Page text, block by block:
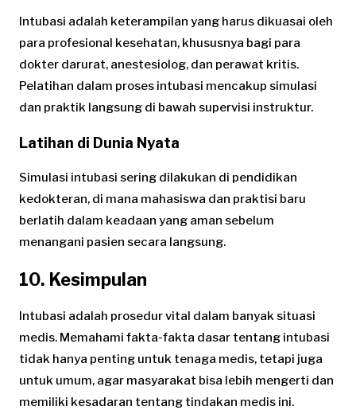
Intubasi adalah keterampilan yang harus dikuasai oleh
para profesional kesehatan, khususnya bagi para
dokter darurat, anestesiolog, dan perawat kritis.
Pelatihan dalam proses intubasi mencakup simulasi
dan praktik langsung di bawah supervisi instruktur.
Latihan di Dunia Nyata
Simulasi intubasi sering dilakukan di pendidikan
kedokteran, di mana mahasiswa dan praktisi baru
berlatih dalam keadaan yang aman sebelum
menangani pasien secara langsung.
10. Kesimpulan
Intubasi adalah prosedur vital dalam banyak situasi
medis. Memahami fakta-fakta dasar tentang intubasi
tidak hanya penting untuk tenaga medis, tetapi juga
untuk umum, agar masyarakat bisa lebih mengerti dan
memiliki kesadaran tentang tindakan medis ini.